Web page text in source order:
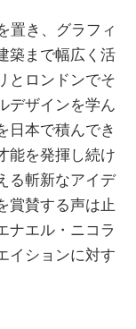
置き、グラフィ
築まで幅広く活
とロンドンでそ
デザインを学ん
日本で積んでき
能を発揮し続け
る斬新なアイデ
賞賛する声は止
ナエル・ニコラ
イションに対す